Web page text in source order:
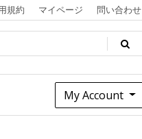
規約 マイページ 問い合わせ
My Account